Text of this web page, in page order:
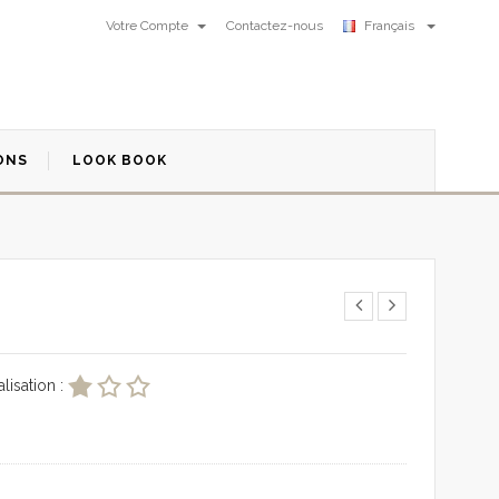
Votre Compte Contactez-nous Français
LOOK BOOK
: